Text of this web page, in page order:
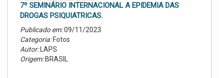
7º SEMINÁRIO INTERNACIONAL A EPIDEMIA DAS
DROGAS PSIQUIATRICAS.
Publicado em:09/11/2023
Categoria:Fotos
Autor:LAPS
Origem:BRASIL